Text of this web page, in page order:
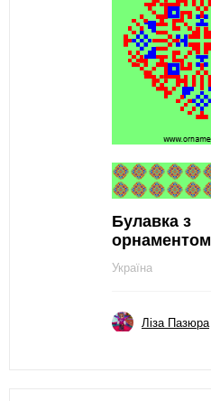
Булавка з
орнаментом
Україна
Ліза Пазюра